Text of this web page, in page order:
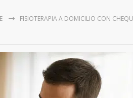
FISIOTERAPIA A DOMICILIO CON